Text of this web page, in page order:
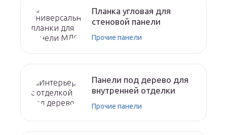
Планка угловая для
стеновой панели
Прочие панели
Панели под дерево для
внутренней отделки
Прочие панели